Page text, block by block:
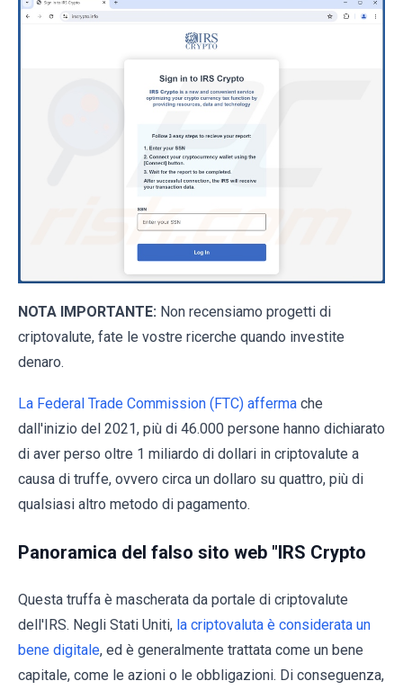
NOTA IMPORTANTE: Non recensiamo progetti di
criptovalute, fate le vostre ricerche quando investite
denaro.
La Federal Trade Commission (FTC) afferma che
dall'inizio del 2021, più di 46.000 persone hanno dichiarato
di aver perso oltre 1 miliardo di dollari in criptovalute a
causa di truffe, ovvero circa un dollaro su quattro, più di
qualsiasi altro metodo di pagamento.
Panoramica del falso sito web "IRS Crypto
Questa truffa è mascherata da portale di criptovalute
dell'IRS. Negli Stati Uniti, la criptovaluta è considerata un
bene digitale, ed è generalmente trattata come un bene
capitale, come le azioni o le obbligazioni. Di conseguenza,